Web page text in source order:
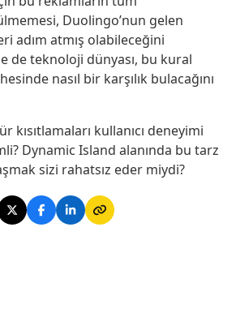
Duolingo’nun gelen
adım atmış olabileceğini
de teknoloji dünyası, bu kural
nasıl bir karşılık bulacağını
kısıtlamaları kullanıcı deneyimi
Dynamic Island alanında bu tarz
sizi rahatsız eder miydi?